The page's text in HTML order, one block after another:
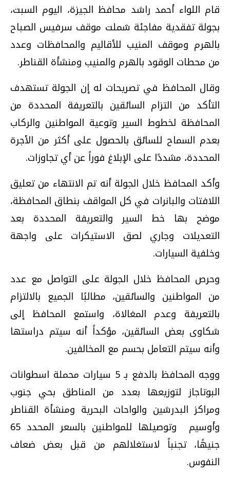
قام اللواء أحمد راشد محافظ الجيزة، اليوم السبت،
بجولة تفقدية مفاجئة شملت موقف سرفيس الصباح
بالهرم وموقف المنيب للأقاليم والمحافظات وعدد
من محطات الوقود بالهرم والمنيب ومنشأة القناطر.
وقال المحافظ في تصريحات له إن الجولة تستهدف
التأكد من التزام السائقين بالتعريفة المحددة من
المحافظة لخطوط السير وتوعية المواطنين والركاب
بعدم السماح للسائق بالحصول على أكثر من الأجرة
المحددة، مشددًا على الإبلاغ فوراً عن أي تجاوزات.
وأكد المحافظ خلال الجولة أنه تم الانتهاء من تعليق
اللافتات والبانرات في كل المواقف بنطاق المحافظة،
موضح بها خط السير والتعريفة المحددة بعد
التعديلات وجاري لصق الاستيكرات على واجهة
وخلفية السيارات.
وحرص المحافظ خلال الجولة على التواصل مع عدد
من المواطنين والسائقين، مطالبًا الجميع بالالتزام
بالتعريفة وعدم المغالاة، واستمع المحافظ إلى
شكاوى بعض السائقين، مؤكداً أنه سيتم دراستها
وأنه سيتم التعامل بحسم مع المخالفين.
ووجه المحافظ بالدفع بـ 5 سيارات محملة اسطوانات
البوتاجاز لتوزيعها بعدد من المناطق بحي جنوب
ومراكز البدرشين والواحات البحرية ومنشأة القناطر
وأوسيم وتوصيلها للمواطنين بالسعر المحدد 65
جنيهًا، تجنباً لاستغلالهم من قبل بعض ضعاف
النفوس.